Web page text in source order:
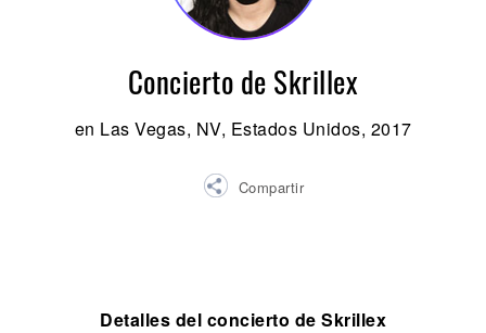
Concierto de Skrillex
en Las Vegas, NV, Estados Unidos, 2017
Compartir
Detalles del concierto de Skrillex